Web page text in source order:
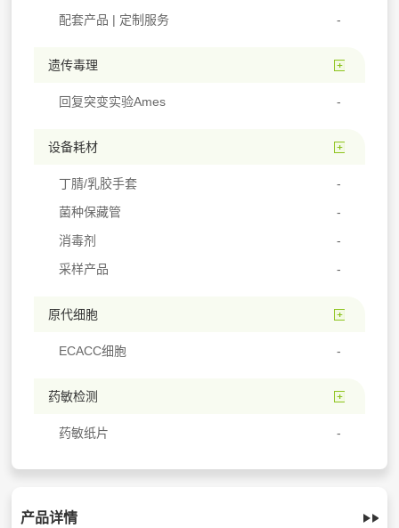
配套产品 | 定制服务
遗传毒理
回复突变实验Ames
设备耗材
丁腈/乳胶手套
菌种保藏管
消毒剂
采样产品
原代细胞
ECACC细胞
药敏检测
药敏纸片
产品详情